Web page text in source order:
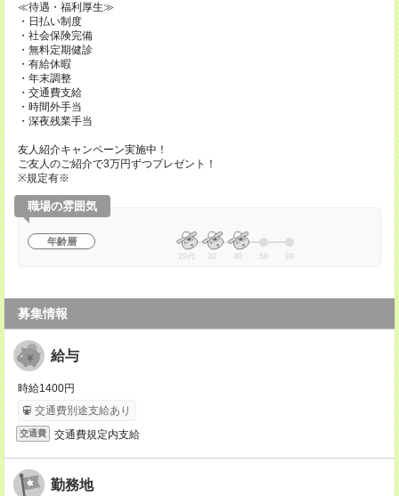
≪待遇・福利厚生≫
・日払い制度
・社会保険完備
・無料定期健診
・有給休暇
・年末調整
・交通費支給
・時間外手当
・深夜残業手当
友人紹介キャンペーン実施中！
ご友人のご紹介で3万円ずつプレゼント！
※規定有※
職場の雰囲気
年齢層
20代 30 40 50 60
募集情報
給与
時給1400円
交通費別途支給あり
交通費 交通費規定内支給
勤務地